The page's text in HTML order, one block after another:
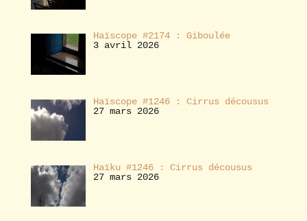
Haïscope #2174 : Giboulée
3 avril 2026
Haïscope #1246 : Cirrus décousus
27 mars 2026
Haïku #1246 : Cirrus décousus
27 mars 2026